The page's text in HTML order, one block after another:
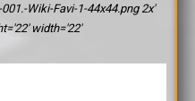
Wiki-Favi-1-44x44.png 2x'
width='22'